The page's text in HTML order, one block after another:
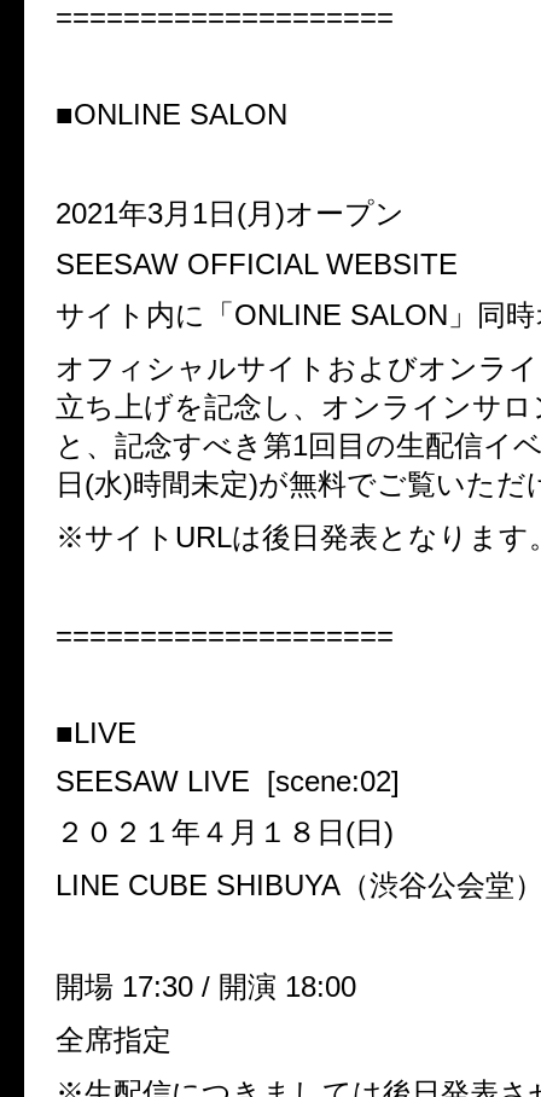
====================
■ONLINE SALON
2021年3月 1日 (月 )オープン
SEESAW OFFICIAL WEBSITE
サイト内に「 ONLINE SALON 」同
オフィシャルサイトおよびオンラ
立ち上げを記念し、オンラインサ
と、記念すべき第1回目の生配信イ
日 (水)時間未定)が無料でご覧いただ
※サイト URLは後日発表となります
====================
■LIVE
SEESAW LIVE [scene:02]
２０２１年４月１８日(日)
LINE CUBE SHIBUYA（渋谷公会堂
開場 17:30 / 開演 18:00
全席指定